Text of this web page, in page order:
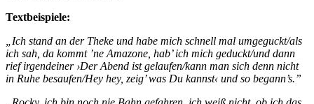
Textbeispiele:
„Ich stand an der Theke und habe mich schnell mal umgeguckt/als
ich sah, da kommt ’ne Amazone, hab’ ich mich geduckt/und dann
rief irgendeiner ›Der Abend ist gelaufen/kann man sich denn nicht
in Ruhe besaufen/Hey hey, zeig’ was Du kannst‹ und so begann’s.”